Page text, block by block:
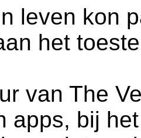
leven kon
het
van The
apps, bij